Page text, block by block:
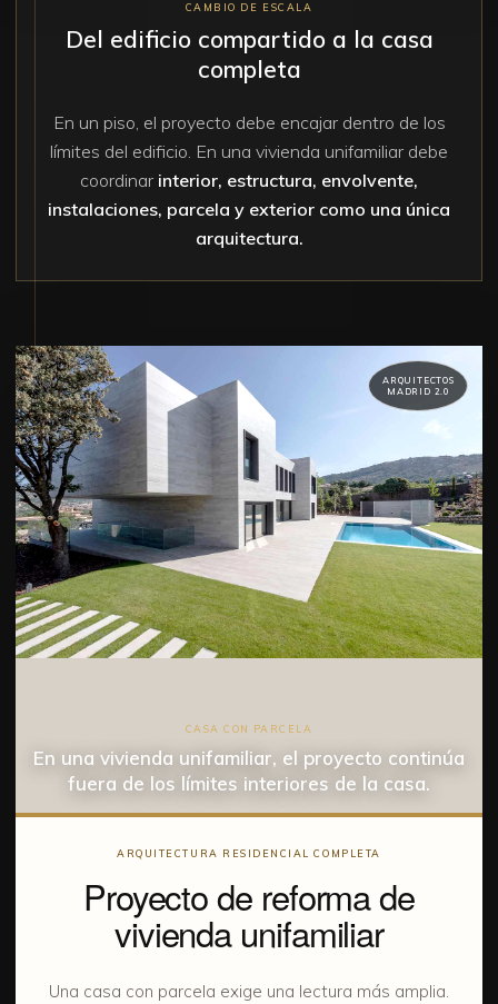
CAMBIO DE ESCALA
Del edificio compartido a la casa
completa
En un piso, el proyecto debe encajar dentro de los
límites del edificio. En una vivienda unifamiliar debe
coordinar interior, estructura, envolvente,
instalaciones, parcela y exterior como una única
arquitectura.
ARQUITECTOS
MADRID 2.0
CASA CON PARCELA
En una vivienda unifamiliar, el proyecto continúa
fuera de los límites interiores de la casa.
ARQUITECTURA RESIDENCIAL COMPLETA
Proyecto de reforma de
vivienda unifamiliar
Una casa con parcela exige una lectura más amplia.